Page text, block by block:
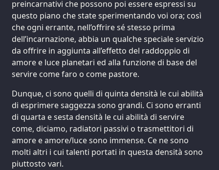
preincarnativi che possono poi essere espressi su
questo piano che state sperimentando voi ora; così
che ogni errante, nell’offrire sé stesso prima
dell’incarnazione, abbia un qualche speciale servizio
da offrire in aggiunta all’effetto del raddoppio di
amore e luce planetari ed alla funzione di base del
servire come faro o come pastore.
Dunque, ci sono quelli di quinta densità le cui abilità
di esprimere saggezza sono grandi. Ci sono erranti
di quarta e sesta densità le cui abilità di servire
come, diciamo, radiatori passivi o trasmettitori di
amore e amore/luce sono immense. Ce ne sono
molti altri i cui talenti portati in questa densità sono
piuttosto vari.